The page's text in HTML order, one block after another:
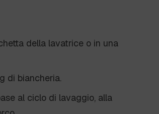
della lavatrice o in una
di biancheria.
al ciclo di lavaggio, alla